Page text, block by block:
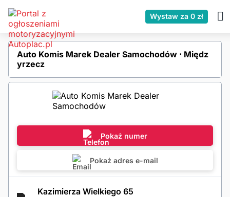
Wystaw za 0 zł
Auto Komis Marek Dealer Samochodów ⋅ Międz
yrzecz
Pokaż numer
Pokaż adres e-mail
Kazimierza Wielkiego 65